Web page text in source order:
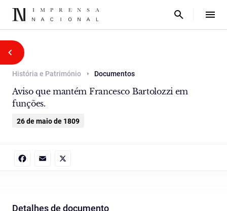
História e Património Documentos
Aviso que mantém Francesco Bartolozzi em
funções.
26 de maio de 1809
Detalhes de documento